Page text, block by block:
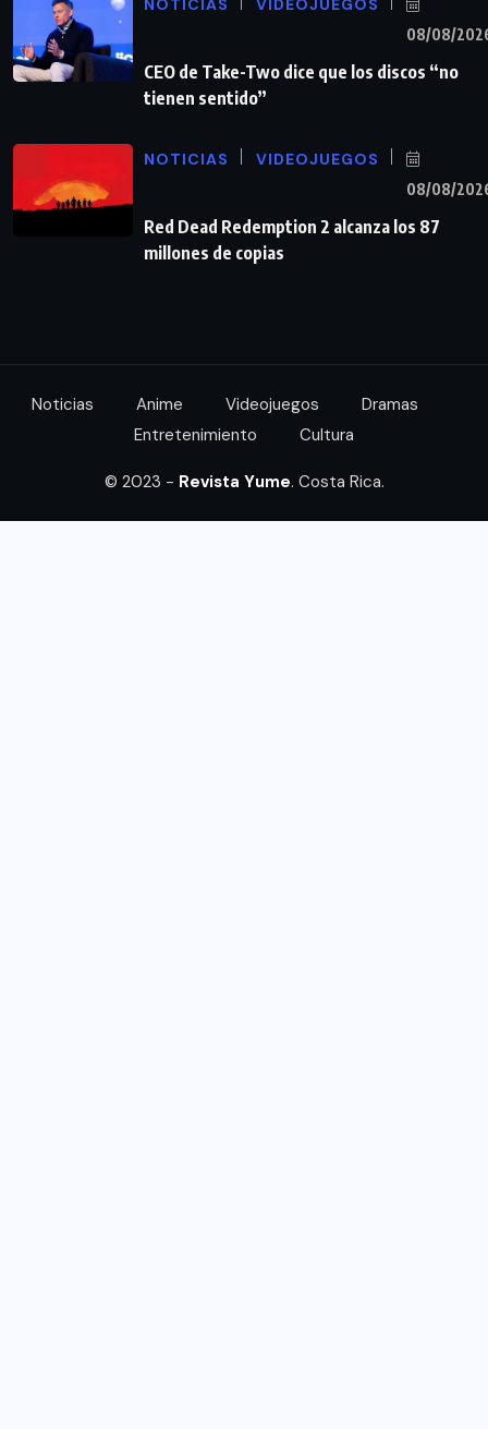
NOTICIAS VIDEOJUEGOS
08/08/
CEO de Take-Two dice que los discos “no
tienen sentido”
NOTICIAS VIDEOJUEGOS
08/08/
Red Dead Redemption 2 alcanza los 87
millones de copias
Noticias Anime Videojuegos
Dramas
Entretenimiento
Cultura
© 2023 - Revista Yume. Costa Rica.